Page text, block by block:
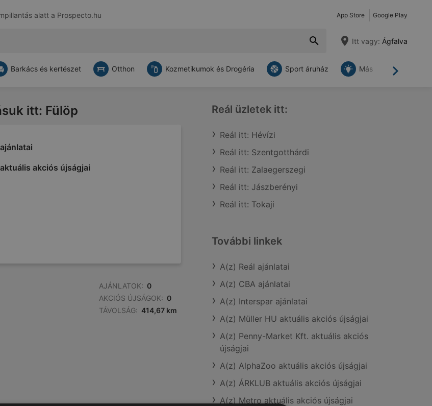
alatt a Prospecto.hu App Store Google Play
Itt vagy: Ágfalva
Tovább
Barkács és kertészet Otthon Kozmetikumok és Drogéria Sport áruház Más
itt: Fülöp
akciós újságjai
AJÁNLATOK: 0
AKCIÓS ÚJSÁGOK: 0
TÁVOLSÁG: 414,67 km
Reál üzletek itt:
Reál itt: Hévízi
Reál itt: Szentgotthárdi
Reál itt: Zalaegerszegi
Reál itt: Jászberényi
Reál itt: Tokaji
További linkek
A(z) Reál ajánlatai
A(z) CBA ajánlatai
A(z) Interspar ajánlatai
A(z) Müller HU aktuális akciós újságjai
A(z) Penny-Market Kft. aktuális akciós
újságjai
A(z) AlphaZoo aktuális akciós újságjai
A(z) ÁRKLUB aktuális akciós újságjai
A(z) Metro aktuális akciós újságjai